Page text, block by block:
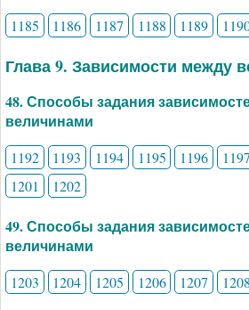
1185 1186 1187 1188 1189
Глава 9. Зависимости между
48. Способы задания
величинами
1192 1193 1194 1195 1196 1197
1201
1202
49. Способы задания
величинами
1203 1204 1205 1206 1207 1208